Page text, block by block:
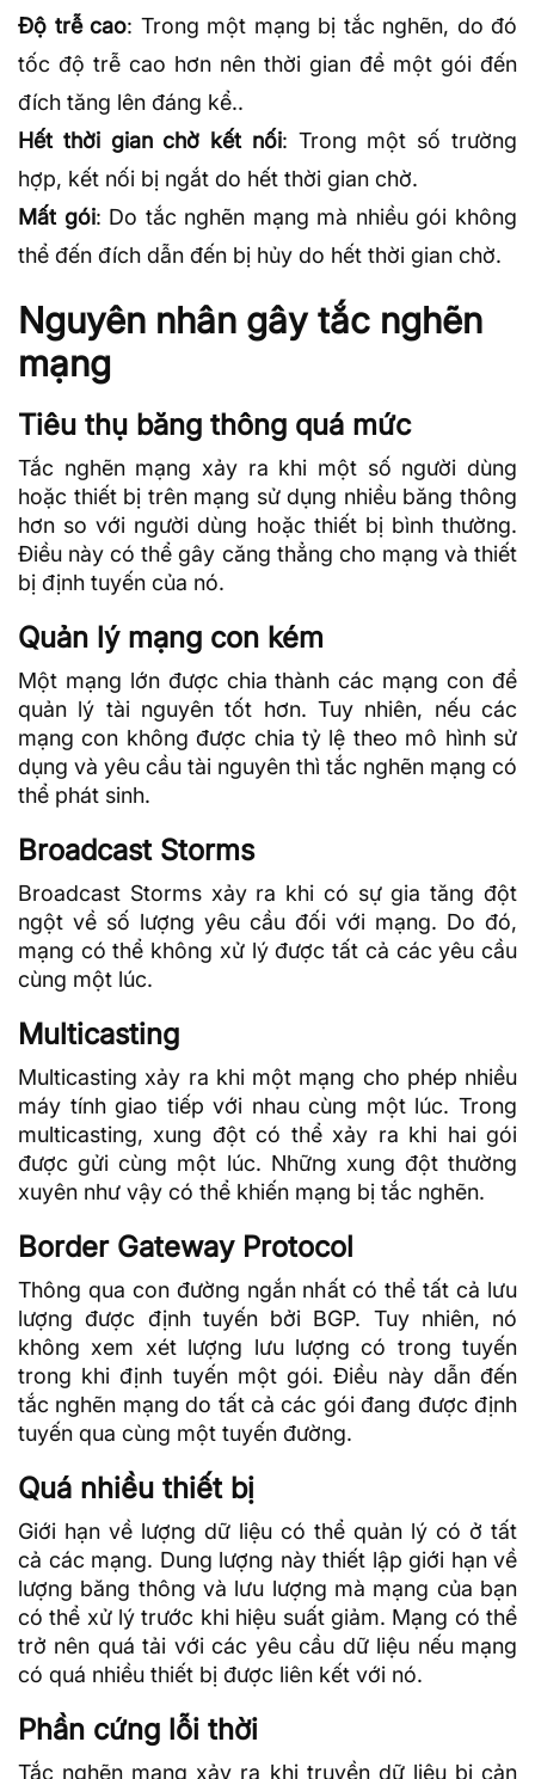
Độ trễ cao: Trong một mạng bị tắc nghẽn, do đó
tốc độ trễ cao hơn nên thời gian để một gói đến
đích tăng lên đáng kể..
Hết thời gian chờ kết nối: Trong một số trường
hợp, kết nối bị ngắt do hết thời gian chờ.
Mất gói: Do tắc nghẽn mạng mà nhiều gói không
thể đến đích dẫn đến bị hủy do hết thời gian chờ.
Nguyên nhân gây tắc nghẽn
mạng
Tiêu thụ băng thông quá mức
Tắc nghẽn mạng xảy ra khi một số người dùng
hoặc thiết bị trên mạng sử dụng nhiều băng thông
hơn so với người dùng hoặc thiết bị bình thường.
Điều này có thể gây căng thẳng cho mạng và thiết
bị định tuyến của nó.
Quản lý mạng con kém
Một mạng lớn được chia thành các mạng con để
quản lý tài nguyên tốt hơn. Tuy nhiên, nếu các
mạng con không được chia tỷ lệ theo mô hình sử
dụng và yêu cầu tài nguyên thì tắc nghẽn mạng có
thể phát sinh.
Broadcast Storms
Broadcast Storms xảy ra khi có sự gia tăng đột
ngột về số lượng yêu cầu đối với mạng. Do đó,
mạng có thể không xử lý được tất cả các yêu cầu
cùng một lúc.
Multicasting
Multicasting xảy ra khi một mạng cho phép nhiều
máy tính giao tiếp với nhau cùng một lúc. Trong
multicasting, xung đột có thể xảy ra khi hai gói
được gửi cùng một lúc. Những xung đột thường
xuyên như vậy có thể khiến mạng bị tắc nghẽn.
Border Gateway Protocol
Thông qua con đường ngắn nhất có thể tất cả lưu
lượng được định tuyến bởi BGP. Tuy nhiên, nó
không xem xét lượng lưu lượng có trong tuyến
trong khi định tuyến một gói. Điều này dẫn đến
tắc nghẽn mạng do tất cả các gói đang được định
tuyến qua cùng một tuyến đường.
Quá nhiều thiết bị
Giới hạn về lượng dữ liệu có thể quản lý có ở tất
cả các mạng. Dung lượng này thiết lập giới hạn về
lượng băng thông và lưu lượng mà mạng của bạn
có thể xử lý trước khi hiệu suất giảm. Mạng có thể
trở nên quá tải với các yêu cầu dữ liệu nếu mạng
có quá nhiều thiết bị được liên kết với nó.
Phần cứng lỗi thời
Tắc nghẽn mạng xảy ra khi truyền dữ liệu bị cản